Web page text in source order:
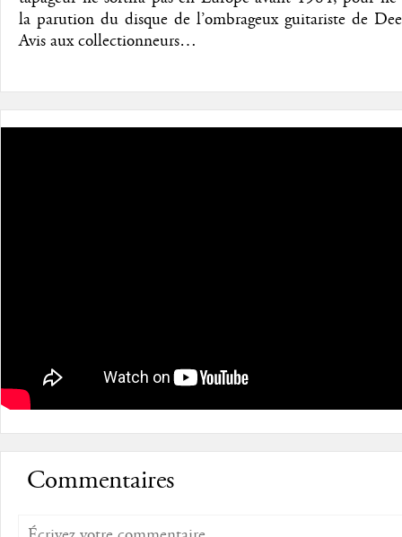
la parution du disque de l’ombrageux guitariste de
Avis aux collectionneurs…
Commentaires